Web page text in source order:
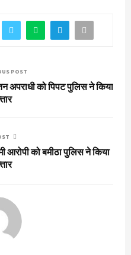
POST
को पिपट पुलिस ने किया
आरोपी को बमीठा पुलिस ने किया